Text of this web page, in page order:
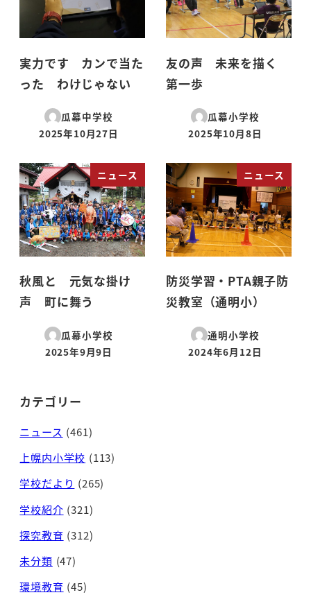
実力です カンで当た
った わけじゃない
瓜幕中学校
投稿日
2025年10月27日
友の声 未来を描く
第一歩
瓜幕小学校
投稿日
2025年10月8日
ニュース
秋風と 元気な掛け
声 町に舞う
瓜幕小学校
投稿日
2025年9月9日
ニュース
防災学習・PTA親子防
災教室（通明小）
通明小学校
投稿日
2024年6月12日
カテゴリー
ニュース (461)
上幌内小学校 (113)
学校だより (265)
学校紹介 (321)
探究教育 (312)
未分類 (47)
環境教育 (45)